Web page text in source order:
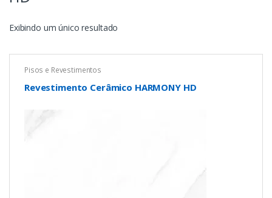
Exibindo um único resultado
Pisos e Revestimentos
Revestimento Cerâmico HARMONY HD